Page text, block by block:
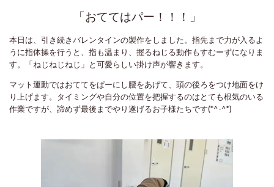
「おててはパー！！！」
本日は、引き続きバレンタインの製作をしました。指先まで力が入るよ
うに指体操を行うと、指も温まり、握るねじる動作もすむーずになりま
す。「ねじねじねじ」と可愛らしい掛け声が響きます。
マット運動ではおててをぱーにし腰をあげて、頭の後ろをつけ地面をけ
り上げます。タイミングや自分の位置を把握するのはとても根気のいる
作業ですが、諦めず最後までやり遂げるお子様たちです(*^-^*)